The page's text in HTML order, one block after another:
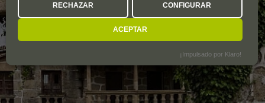
RECHAZAR CONFIGURAR
ACEPTAR
¡Impulsado por Klaro!